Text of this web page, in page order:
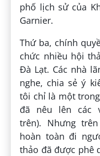
phố lịch sử của
Garnier.
Thứ ba, chính
chức nhiều hội
Đà Lạt. Các nhà
nghe, chia sẻ ý
tôi chỉ là một
đã nêu lên các
trên). Nhưng
hoàn toàn đi
thảo đã được phê